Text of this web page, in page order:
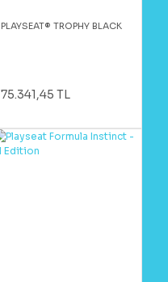
PLAYSEAT® TROPHY BLACK
75.341,45 TL